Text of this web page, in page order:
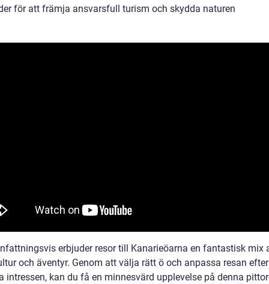
för att främja ansvarsfull turism och skydda naturen
erbjuder resor till Kanarieöarna en fantastisk mix
och äventyr. Genom att välja rätt ö och anpassa resan
intressen, kan du få en minnesvärd upplevelse på denna